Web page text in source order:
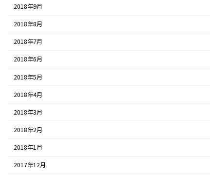
2018年9月
2018年8月
2018年7月
2018年6月
2018年5月
2018年4月
2018年3月
2018年2月
2018年1月
2017年12月